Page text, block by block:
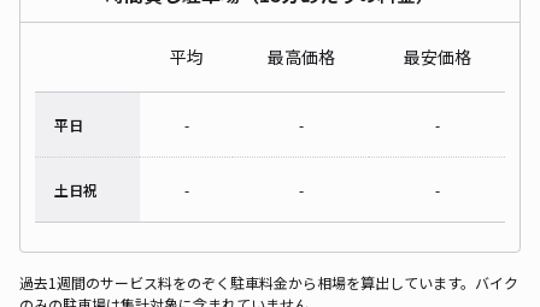
平均 最高価格 最安価格
平日 - - -
土日祝 - - -
過去1週間のサービス料をのぞく駐車料金から相場を算出しています。バイク